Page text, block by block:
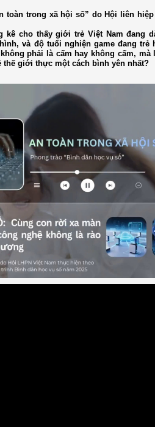
toàn trong xã hội số” do Hội liên
kê cho thấy giới trẻ Việt Nam đang
và độ tuổi nghiện game đang trẻ
phải là cấm hay không cấm, mà
thế giới thực một cách bình yên nhất?